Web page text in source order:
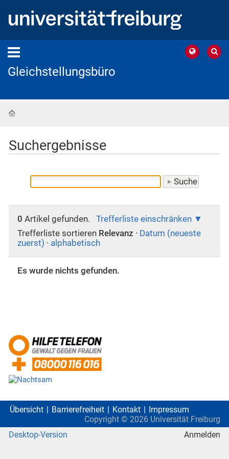
Gleichstellungsbüro
Suchergebnisse
0 Artikel gefunden.
Trefferliste einschränken
Trefferliste sortieren Relevanz · Datum (neueste
zuerst) · alphabetisch
Es wurde nichts gefunden.
Übersicht Barrierefreiheit Kontakt
Impressum
Copyright © 2026 Universität Freiburg
Desktop-Version
Anmelden